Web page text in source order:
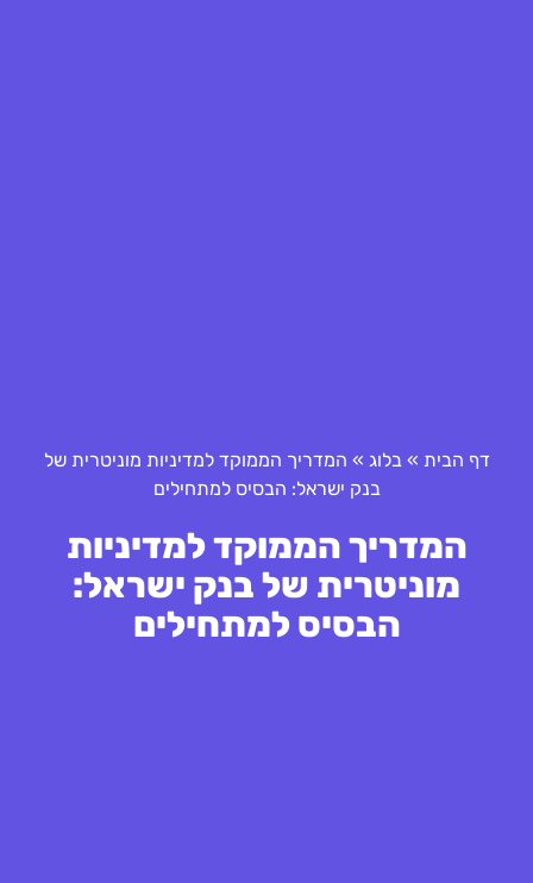
דף הבית »בלוג » המדריך הממוקד למדיניות מוניטרית של
בנק ישראל: הבסיס למתחילים
המדריך הממוקד למדיניות
מוניטרית של בנק ישראל:
הבסיס למתחילים